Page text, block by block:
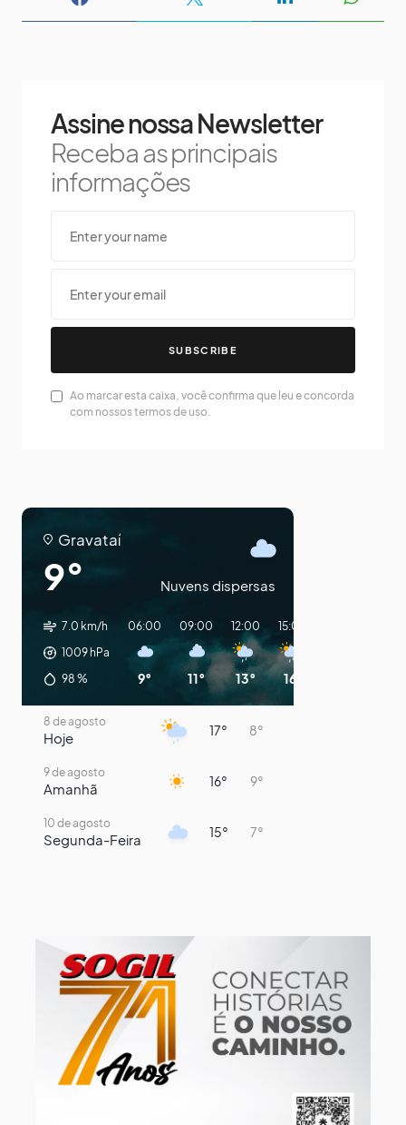
Assine nossa Newsletter
Receba as principais
informações
SUBSCRIBE
Ao marcar esta caixa, você confirma que leu e concorda
com nossos termos de uso.
Gravataí
9° Nuvens dispersas
7.0 km/h
1009 hPa
98 %
06:00
9°
09:00
11°
12:00
13°
15:00
16°
8 de agosto
Hoje 17° 8°
9 de agosto
Amanhã 16° 9°
10 de agosto
Segunda-Feira 15° 7°
13 de agosto
Quinta-Feira 18° 13°
14 de agosto
Sexta-Feira 17° 13°